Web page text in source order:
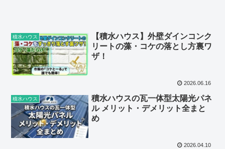
積水ハウス
【積水ハウス】外壁ダインコンク
リートの藻・コケの落とし方裏ワ
ザ！
2026.06.16
積水ハウス
積水ハウスの瓦一体型太陽光パネ
ル メリット・デメリット全まと
め
2026.04.10